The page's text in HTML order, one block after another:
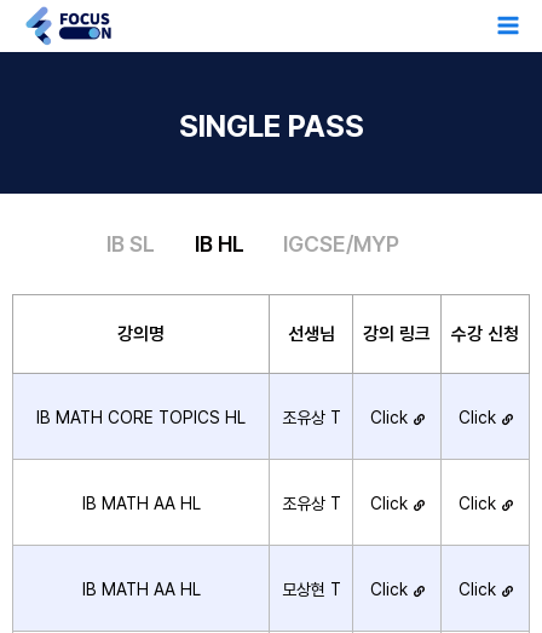
텐
너
SINGLE PASS
IB SL IB HL IGCSE/MYP
강의명 선생님 강의 링크 수강 신청
IB MATH CORE TOPICS HL 조유상 T Click Click
IB MATH AA HL 조유상 T Click Click
IB MATH AA HL 모상현 T Click Click